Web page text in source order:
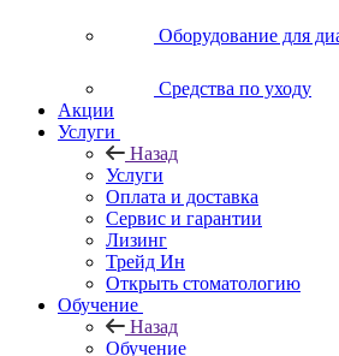
Оборудование для
Средства по уходу
Акции
Услуги
Назад
Услуги
Оплата и доставка
Сервис и гарантии
Лизинг
Трейд Ин
Открыть стоматологию
Обучение
Назад
Обучение